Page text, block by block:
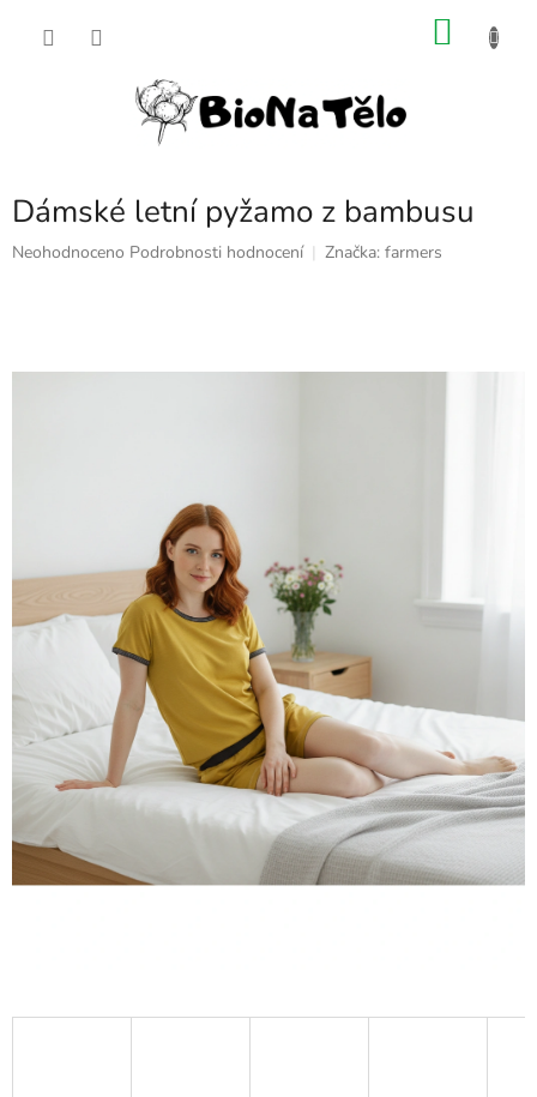
Dámské letní pyžamo z bambusu
Průměrné
Neohodnoceno Podrobnosti hodnocení Značka: farmers